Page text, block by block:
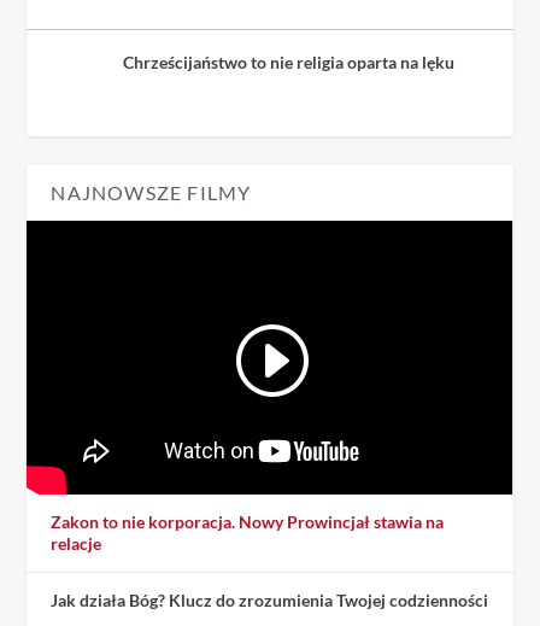
Chrześcijaństwo to nie religia oparta na lęku
NAJNOWSZE FILMY
Zakon to nie korporacja. Nowy Prowincjał stawia na
relacje
Jak działa Bóg? Klucz do zrozumienia Twojej codzienności